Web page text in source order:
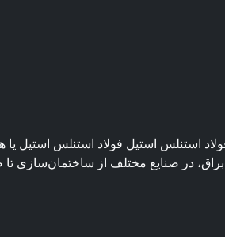
استنلس استیل فولاد استنلس استیل
در صنایع مختلف از ساختمان‌سازی